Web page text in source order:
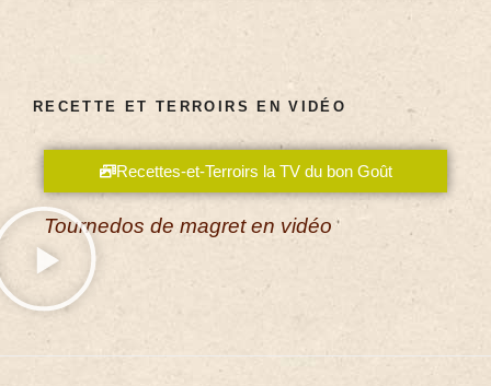
RECETTE ET TERROIRS EN VIDÉO
Recettes-et-Terroirs la TV du bon Goût
Tournedos de magret en vidéo